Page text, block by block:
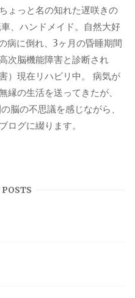
ょっと名の知れた遅咲きの
、ハンドメイド。自然大好
病に倒れ、3ヶ月の昏睡期間
次脳機能障害と診断され
）現在リハビリ中。 病気が
縁の生活を送ってきたが、
脳の不思議を感じながら、
ログに綴ります。
POSTS